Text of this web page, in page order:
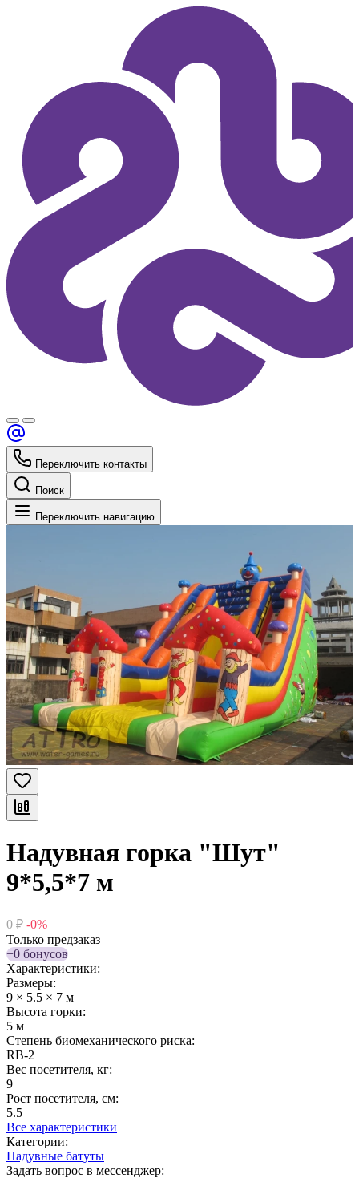
Переключить контакты
Поиск
Переключить навигацию
Надувная горка "Шут"
9*5,5*7 м
0 ₽ -0%
Только предзаказ
+0 бонусов
Характеристики:
Размеры:
9 × 5.5 × 7 м
Высота горки:
5 м
Степень биомеханического риска:
RB-2
Вес посетителя, кг:
9
Рост посетителя, см:
5.5
Все характеристики
Категории:
Надувные батуты
Задать вопрос в мессенджер: